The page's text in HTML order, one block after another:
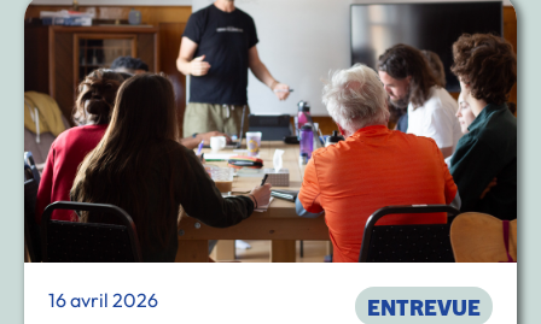
16 avril 2026 ENTREVUE